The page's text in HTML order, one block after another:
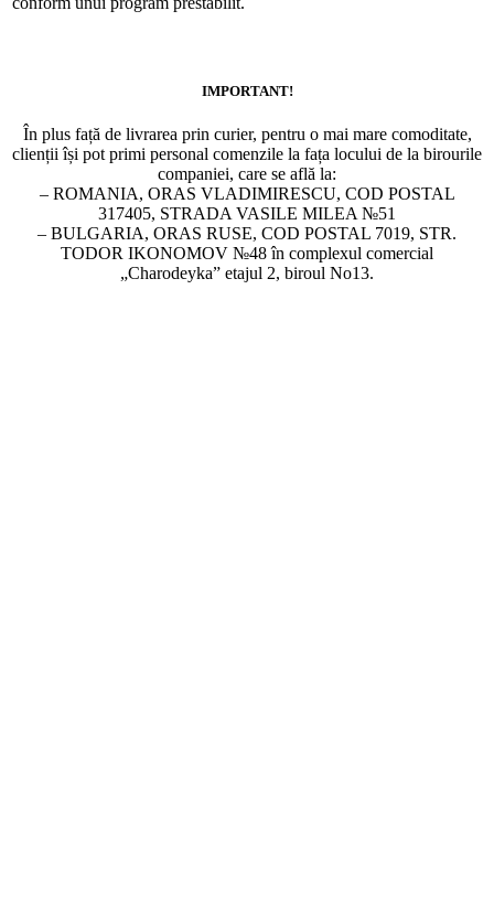
IMPORTANT!
În plus față de livrarea prin curier, pentru o mai mare comoditate,
clienții își pot primi personal comenzile la fața locului de la birourile
companiei, care se află la:
– ROMANIA, ORAS VLADIMIRESCU, COD POSTAL
317405, STRADA VASILE MILEA №51
– BULGARIA, ORAS RUSE, COD POSTAL 7019, STR.
TODOR IKONOMOV №48 în complexul comercial
„Charodeyka” etajul 2, biroul No13.